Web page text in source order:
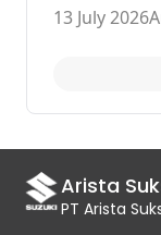
13 July 2026
Arista
PT Arista